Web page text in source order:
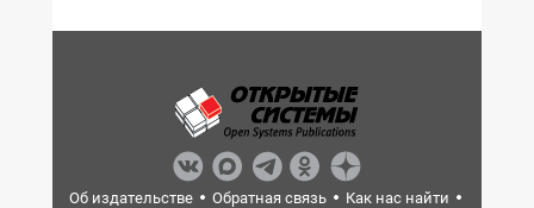
Об издательстве Обратная связь
Как нас найти